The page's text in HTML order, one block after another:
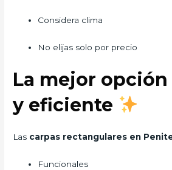
Considera clima
No elijas solo por precio
La mejor
y eficiente
Las carpas rectangulares en
Funcionales